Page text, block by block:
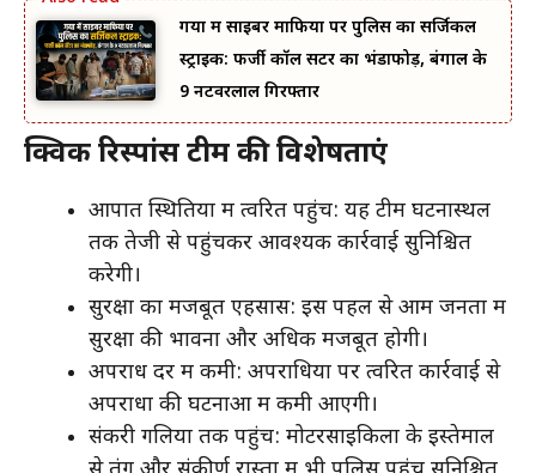
गया में साइबर माफिया पर पुलिस का सर्जिकल
स्ट्राइक: फर्जी कॉल सेंटर का भंडाफोड़, बंगाल के
9 नटवरलाल गिरफ्तार
क्विक रिस्पांस टीम की विशेषताएं
आपात स्थितियों में त्वरित पहुंच: यह टीम घटनास्थल
तक तेजी से पहुंचकर आवश्यक कार्रवाई सुनिश्चित
करेगी।
सुरक्षा का मजबूत एहसास: इस पहल से आम जनता में
सुरक्षा की भावना और अधिक मजबूत होगी।
अपराध दर में कमी: अपराधियों पर त्वरित कार्रवाई से
अपराधों की घटनाओं में कमी आएगी।
संकरी गलियों तक पहुंच: मोटरसाइकिलों के इस्तेमाल